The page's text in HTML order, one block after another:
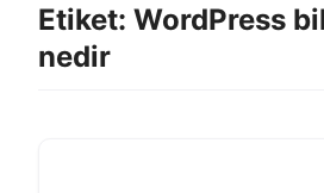
Etiket: WordPress
nedir